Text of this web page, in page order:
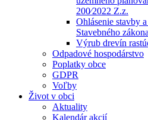
200⁄2022 Z.z.
Ohlásenie stavby
Stavebného zákona
Výrub drevín
Odpadové hospodárstvo
Poplatky obce
GDPR
Voľby
Život v obci
Aktuality
Kalendár akcií